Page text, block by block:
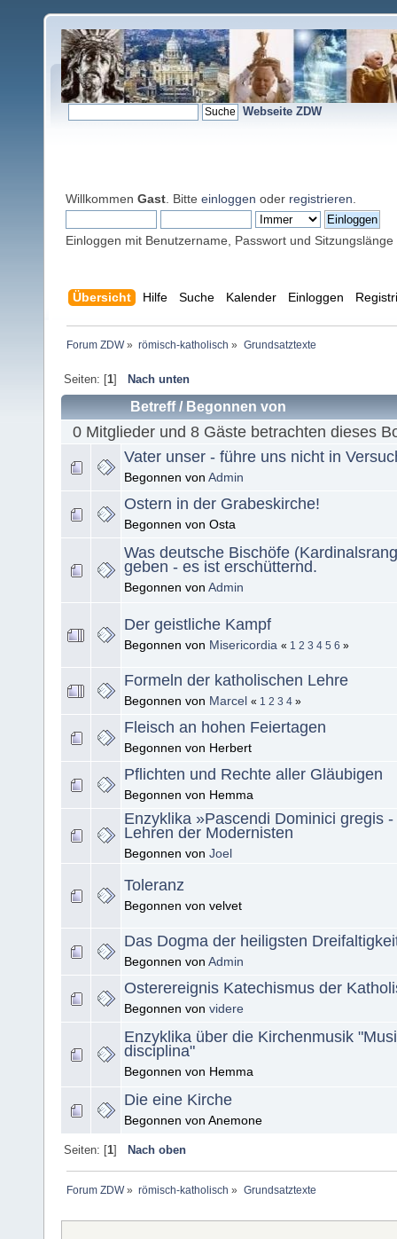
Webseite ZDW
Willkommen Gast . Bitte einloggen oder registrieren
Einloggen mit Benutzername, Passwort und Sitzungslänge
Übersicht Hilfe Suche Kalender Einloggen
Forum ZDW» römisch-katholisch » Grundsatztexte
Seiten: [1] Nach unten
Betreff/ Begonnen von
0 Mitglieder und 8 Gäste betrachten dieses
Vater unser - führe uns nicht in
Begonnen von Admin
Ostern in der Grabeskirche!
Begonnen von Osta
Was deutsche Bischöfe
geben - es ist erschütternd.
Begonnen von Admin
Der geistliche Kampf
Begonnen von Misericordia « 1 2 3 4 5 6 »
Formeln der katholischen Lehre
Begonnen von Marcel « 1 2 3 4 »
Fleisch an hohen Feiertagen
Begonnen von Herbert
Pflichten und Rechte aller Gläubigen
Begonnen von Hemma
Enzyklika »Pascendi Dominici gregis
Lehren der Modernisten
Begonnen von Joel
Toleranz
Begonnen von velvet
Das Dogma der heiligsten
Begonnen von Admin
Osterereignis Katechismus der
Begonnen von videre
Enzyklika über die Kirchenmusik
disciplina"
Begonnen von Hemma
Die eine Kirche
Begonnen von Anemone
Seiten: [1] Nach oben
Forum ZDW» römisch-katholisch » Grundsatztexte